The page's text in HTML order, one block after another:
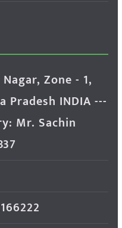
Zone - 1,
Pradesh INDIA ---
Mr. Sachin